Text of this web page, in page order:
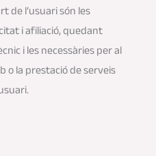
de l’usuari són les
i afiliació, quedant
i les necessàries per al
o la prestació de serveis